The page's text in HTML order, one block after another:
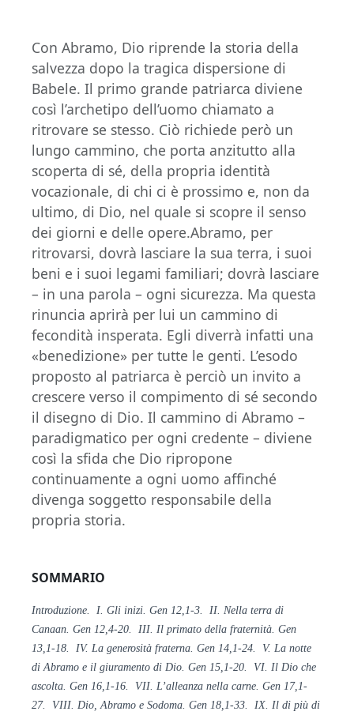
Con Abramo, Dio riprende la storia della
salvezza dopo la tragica dispersione di
Babele. Il primo grande patriarca diviene
così l’archetipo dell’uomo chiamato a
ritrovare se stesso. Ciò richiede però un
lungo cammino, che porta anzitutto alla
scoperta di sé, della propria identità
vocazionale, di chi ci è prossimo e, non da
ultimo, di Dio, nel quale si scopre il senso
dei giorni e delle opere.Abramo, per
ritrovarsi, dovrà lasciare la sua terra, i suoi
beni e i suoi legami familiari; dovrà lasciare
– in una parola – ogni sicurezza. Ma questa
rinuncia aprirà per lui un cammino di
fecondità insperata. Egli diverrà infatti una
«benedizione» per tutte le genti. L’esodo
proposto al patriarca è perciò un invito a
crescere verso il compimento di sé secondo
il disegno di Dio. Il cammino di Abramo –
paradigmatico per ogni credente – diviene
così la sfida che Dio ripropone
continuamente a ogni uomo affinché
divenga soggetto responsabile della
propria storia.
SOMMARIO
Introduzione. I. Gli inizi. Gen 12,1-3. II. Nella terra di
Canaan. Gen 12,4-20. III. Il primato della fraternità. Gen
13,1-18. IV. La generosità fraterna. Gen 14,1-24. V. La notte
di Abramo e il giuramento di Dio. Gen 15,1-20. VI. Il Dio che
ascolta. Gen 16,1-16. VII. L’alleanza nella carne. Gen 17,1-
27. VIII. Dio, Abramo e Sodoma. Gen 18,1-33. IX. Il di più di